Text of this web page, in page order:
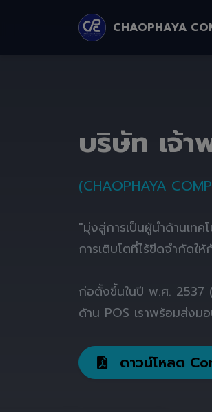
CHAOPHAYA
บริษัท เจ้า
(CHAOPHAYA
"มุ่งสู่การเป็นผู้นำด้านเท
การเติบโตที่ไร้ขีดจำกัดใ
ก่อตั้งขึ้นในปี พ.ศ. 2537
ด้าน POS เราพร้อมส่งม
ดาวน์โหลด